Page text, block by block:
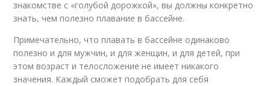
знакомстве с «голубой дорожкой», вы должны конкретно
знать, чем полезно плавание в бассейне.
Примечательно, что плавать в бассейне одинаково
полезно и для мужчин, и для женщин, и для детей, при
этом возраст и телосложение не имеет никакого
значения. Каждый сможет подобрать для себя